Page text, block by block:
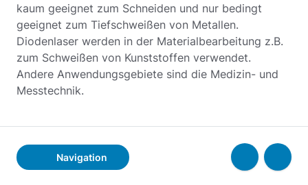
kaum geeignet zum Schneiden und nur bedingt
geeignet zum Tiefschweißen von Metallen.
Diodenlaser werden in der Materialbearbeitung z.B.
zum Schweißen von Kunststoffen verwendet.
Andere Anwendungsgebiete sind die Medizin- und
Messtechnik.
Navigation